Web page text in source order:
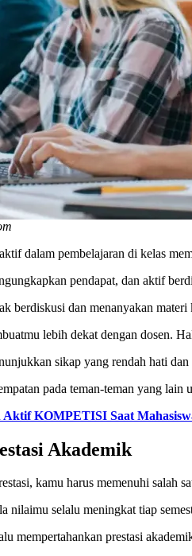
dalam pembelajaran di kelas
pendapat, dan aktif
berdiskusi dan menanyakan materi
lebih dekat dengan dosen.
sikap yang rendah hati
pada teman-teman yang
KOMPETISI Saat
Akademik
kamu harus memenuhi
nilaimu selalu meningkat tiap
mempertahankan prestasi